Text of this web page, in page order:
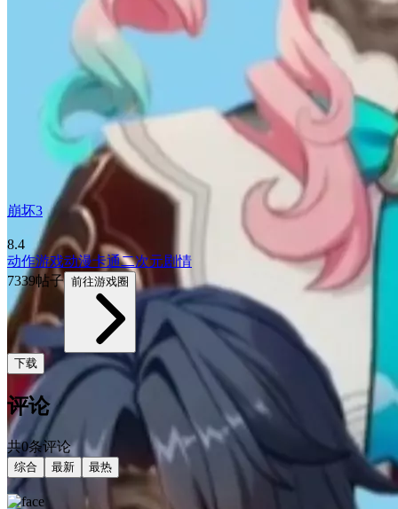
崩坏3
8.4
动作游戏动漫卡通二次元剧情
7339帖子 前往游戏圈
下载
评论
共0条评论
综合 最新 最热